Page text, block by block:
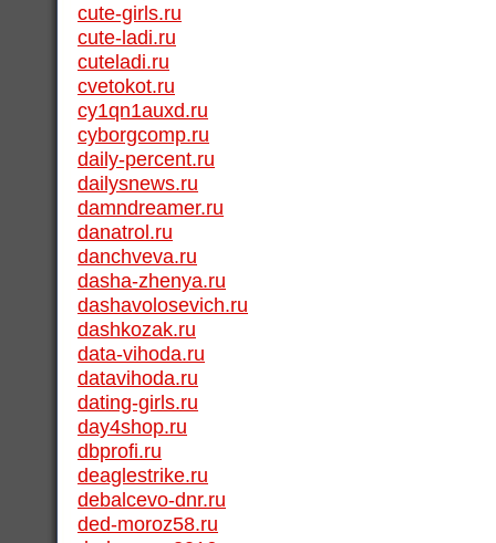
cute-girls.ru
cute-ladi.ru
cuteladi.ru
cvetokot.ru
cy1qn1auxd.ru
cyborgcomp.ru
daily-percent.ru
dailysnews.ru
damndreamer.ru
danatrol.ru
danchveva.ru
dasha-zhenya.ru
dashavolosevich.ru
dashkozak.ru
data-vihoda.ru
datavihoda.ru
dating-girls.ru
day4shop.ru
dbprofi.ru
deaglestrike.ru
debalcevo-dnr.ru
ded-moroz58.ru